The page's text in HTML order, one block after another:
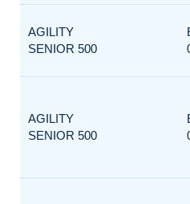
AGILITY
SENIOR 500
AGILITY
SENIOR 500